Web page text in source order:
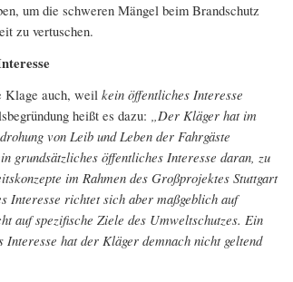
um die schweren Mängel beim Brandschutz
zu vertuschen.
Klage auch, weil kein öffentliches Interesse
heißt es dazu: „Der Kläger hat im
von Leib und Leben der Fahrgäste
grundsätzliches öffentliches Interesse daran, zu
im Rahmen des Großprojektes Stuttgart
Interesse richtet sich aber maßgeblich auf
auf spezifische Ziele des Umweltschutzes. Ein
Interesse hat der Kläger demnach nicht geltend